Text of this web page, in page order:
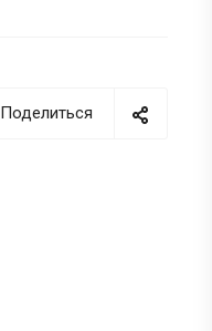
Поделиться